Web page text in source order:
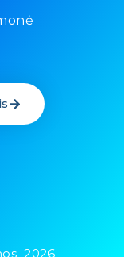
2026